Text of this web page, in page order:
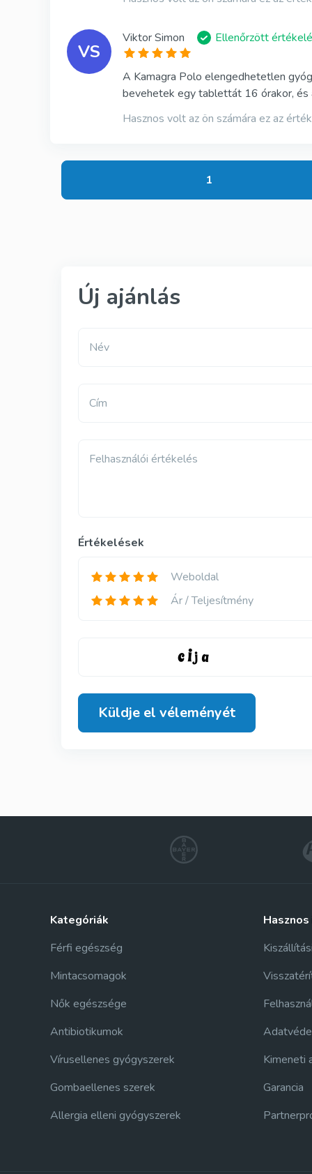
VS
Viktor Simon Ellenőrzött
A Kamagra Polo elengedhetetlen
bevehetek egy tablettát 16 órakor,
Hasznos volt az ön számára ez az
1
Új ajánlás
Név
Cím
Felhasználói értékelés
Értékelések
Weboldal
Ár / Teljesítmény
Küldje el véleményét
kategóriák
Férfi egészség
Mintacsomagok
Nők egészsége
Antibiotikumok
Vírusellenes gyógyszerek
Gombaellenes szerek
Allergia elleni gyógyszerek
Kimeneti
Garancia